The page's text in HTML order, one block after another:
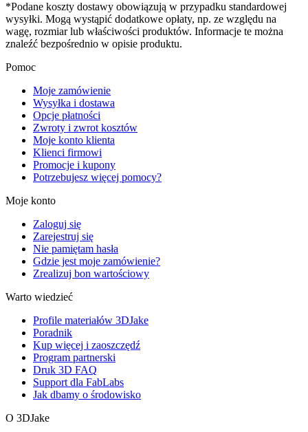
*Podane koszty dostawy obowiązują w przypadku standardowej
wysyłki. Mogą wystąpić dodatkowe opłaty, np. ze względu na
wagę, rozmiar lub właściwości produktów. Informacje te można
znaleźć bezpośrednio w opisie produktu.
Pomoc
Moje zamówienie
Wysyłka i dostawa
Opcje płatności
Zwroty i zwrot kosztów
Moje konto klienta
Klienci firmowi
Promocje i kupony
Potrzebujesz więcej pomocy?
Moje konto
Zaloguj się
Zarejestruj się
Nie pamiętam hasła
Gdzie jest moje zamówienie?
Zrealizuj bon wartościowy
Warto wiedzieć
Profile materiałów 3DJake
Poradnik
Kup więcej i zaoszczędź
Program partnerski
Druk 3D FAQ
Support dla FabLabs
Jak dbamy o środowisko
O 3DJake